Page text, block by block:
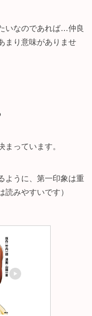
いなのであれば…仲良
まり意味がありませ
っています。
ように、第一印象は重
みやすいです）